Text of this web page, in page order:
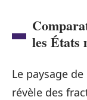
les États
Le paysage
révèle des